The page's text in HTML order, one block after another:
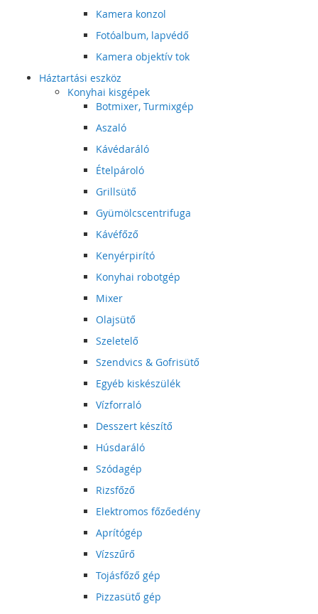
Kamera konzol
Fotóalbum, lapvédő
Kamera objektív tok
Háztartási eszköz
Konyhai kisgépek
Botmixer, Turmixgép
Aszaló
Kávédaráló
Ételpároló
Grillsütő
Gyümölcscentrifuga
Kávéfőző
Kenyérpirító
Konyhai robotgép
Mixer
Olajsütő
Szeletelő
Szendvics & Gofrisütő
Egyéb kiskészülék
Vízforraló
Desszert készítő
Húsdaráló
Szódagép
Rizsfőző
Elektromos főzőedény
Aprítógép
Vízszűrő
Tojásfőző gép
Pizzasütő gép